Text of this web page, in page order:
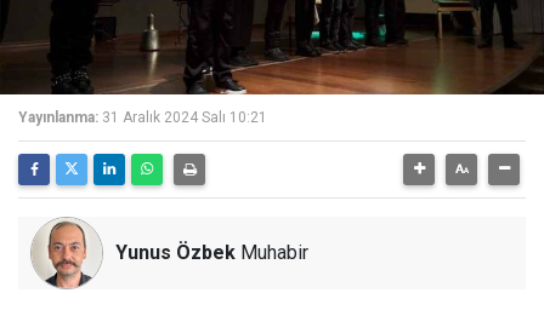
Yayınlanma: 31 Aralık 2024 Salı 10:21
Yunus Özbek Muhabir